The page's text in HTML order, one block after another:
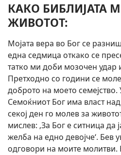
КАКО БИБЛИЈАТА
ЖИВОТОТ:
Мојата вера во Бог се
една седмица откако се
татко ми доби мозочен удар
Претходно со години се
доброто на моето
Семоќниот Бог има власт
секој ден го молев за
мислев: ‚За Бог е ситница да
желба на едно девојче‘. Бев
одговори на моите молитви.